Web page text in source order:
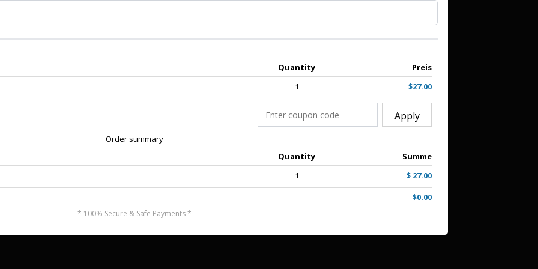
Quantity
Preis
1
$27.00
Apply
Order summary
Quantity
Summe
1
$ 27.00
$0.00
* 100% Secure & Safe Payments *